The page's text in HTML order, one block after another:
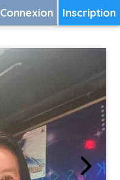
Inscription
Connexion